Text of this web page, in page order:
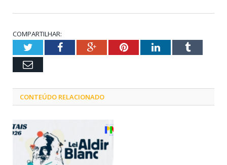
COMPARTILHAR:
TwitterFacebookGoogle+PinterestLinkedInTumblr
Email
CONTEÚDO RELACIONADO